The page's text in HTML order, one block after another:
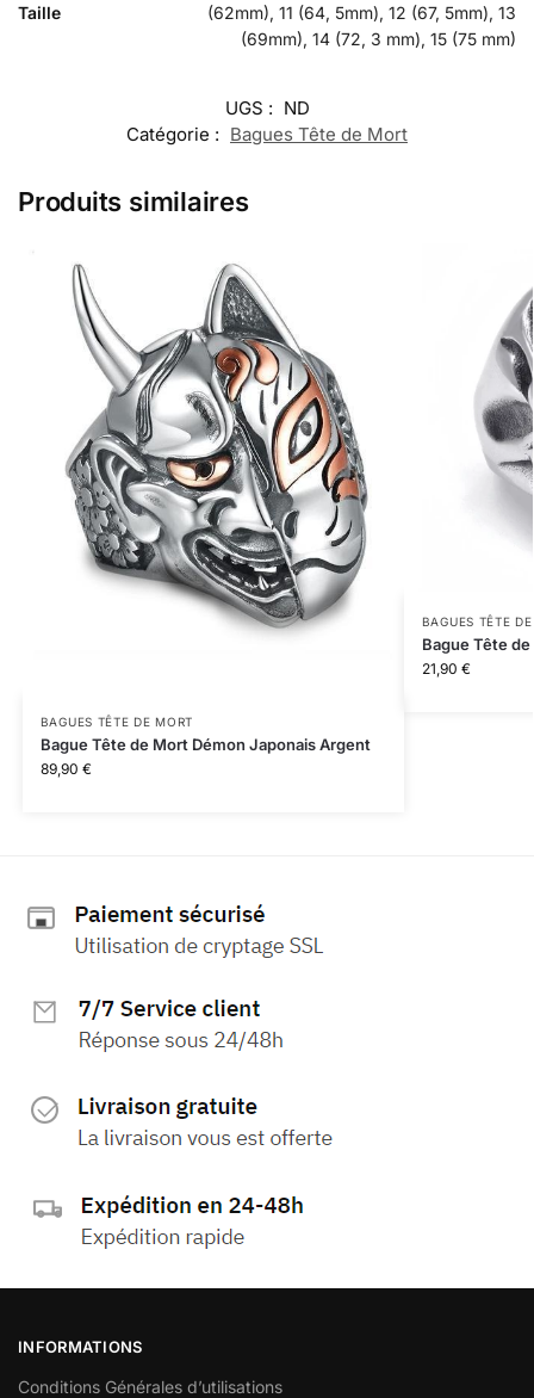
Taille
(62mm), 11 (64, 5mm), 12 (67, 5mm), 13
(69mm), 14 (72, 3 mm), 15 (75 mm)
UGS : ND
Catégorie : Bagues Tête de Mort
Produits similaires
BAGUES TÊTE DE MORT
Bague Tête de Mort Démon Japonais Argent
89,90 €
BAGUES TÊTE
Bague Tête
21,90 €
INFORMATIONS
Conditions Générales d’utilisations